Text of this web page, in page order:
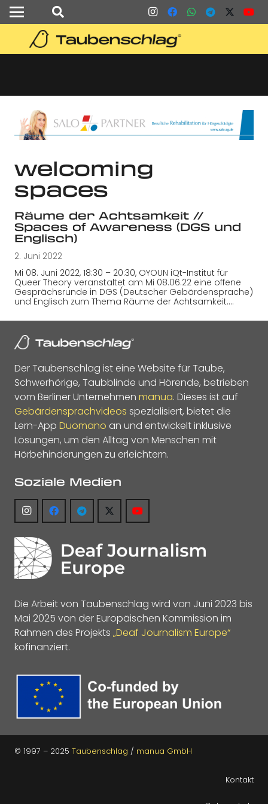
welcoming
spaces
Räume der Achtsamkeit //
Spaces of Awareness (DGS und
Englisch)
2. Juni 2022
Mi 08. Juni 2022, 18:30 – 20:30, OYOUN iQt-Institut für
Queer Theory veranstaltet am Mi 08.06.22 eine offene
Gesprächsrunde in DGS (Deutscher Gebärdensprache)
und Englisch zum Thema Räume der Achtsamkeit.…
Der Taubenschlag ist eine Website für Taube,
Schwerhörige, Taubblinde und Hörende, betrieben
vom Berliner Unternehmen manua. Dieses ist auf
Gebärdensprachvideos spezialisiert, bietet die
Lern-App Duomano an und entwickelt inklusive
Lösungen, um den Alltag von Menschen mit
Hörbehinderungen zu erleichtern.
Soziale Medien
Die Arbeit von Taubenschlag wird von Juni 2023 bis
Mai 2025 von der Europäischen Kommission im
Rahmen des Projekts „Deaf Journalism Europe“
kofinanziert.
© 1997 – 2025 Taubenschlag / manua GmbH
Kontakt